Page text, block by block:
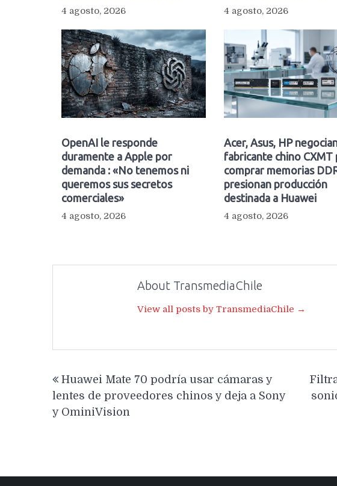
4 agosto, 2026 4 agosto, 2026
OpenAI le responde
duramente a Apple por
demanda : «No tenemos ni
queremos sus secretos
comerciales»
4 agosto, 2026
Acer, Asus, HP
fabricante chino CXMT
comprar memorias
presionan producción
destinada a Huawei
4 agosto, 2026
About TransmediaChile
View all posts by TransmediaChile →
de
entradas
Huawei Mate 70 podría usar cámaras y
lentes de proveedores chinos y deja a Sony
y OminiVision